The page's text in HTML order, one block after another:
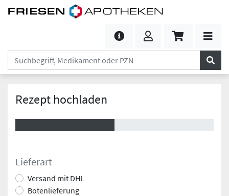
Rezept hochladen
Lieferart
Versand mit DHL
Botenlieferung